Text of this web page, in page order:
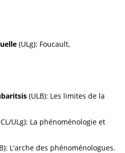
(ULg): Foucault,
(ULB): Les limites de la
ULg): La phénoménologie et
L'arche des phénoménologues.